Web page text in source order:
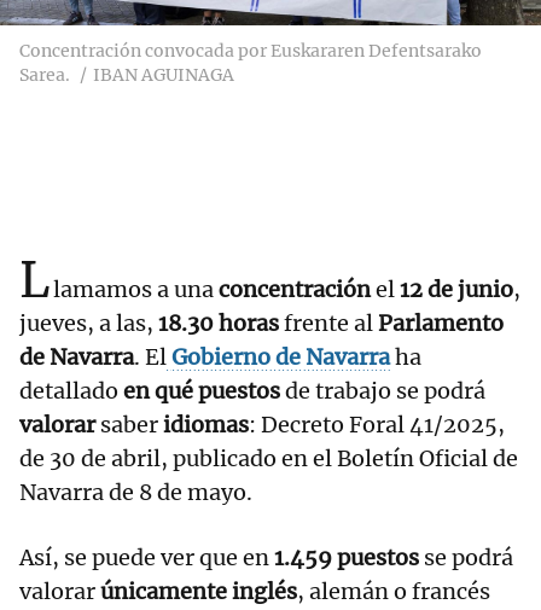
Concentración convocada por Euskararen Defentsarako
Sarea.
IBAN AGUINAGA
Llamamos a unaconcentraciónel12 de junio,
jueves, a las, 18.30 horasfrente alParlamento
de Navarra. ElGobierno de Navarraha
detallado en qué puestosde trabajo se podrá
valorarsaberidiomas: Decreto Foral 41/2025,
de 30 de abril, publicado en el Boletín Oficial de
Navarra de 8 de mayo.
Así, se puede ver que en1.459 puestos se podrá
valorarúnicamente inglés, alemán o francés